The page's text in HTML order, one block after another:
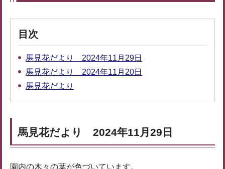
目次
馬見花だより 2024年11月29日
馬見花だより 2024年11月20日
馬見花だより
馬見花だより 2024年11月29日
園内の木々の葉が色づいています。